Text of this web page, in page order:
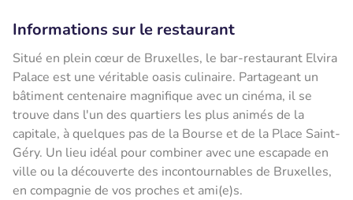
Informations sur le restaurant
Situé en plein cœur de Bruxelles, le bar-restaurant Elvira
Palace est une véritable oasis culinaire. Partageant un
bâtiment centenaire magnifique avec un cinéma, il se
trouve dans l'un des quartiers les plus animés de la
capitale, à quelques pas de la Bourse et de la Place Saint-
Géry. Un lieu idéal pour combiner avec une escapade en
ville ou la découverte des incontournables de Bruxelles,
en compagnie de vos proches et ami(e)s.